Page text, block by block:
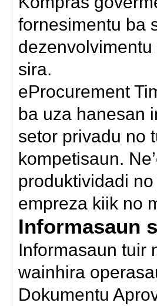
fornesimentu ba
sira.
eProcurement
ba uza hanesan
setor privadu no
kompetisaun.
produktividadi
empreza kiik no
Informasaun
Informasaun tuir
wainhira
Dokumentu